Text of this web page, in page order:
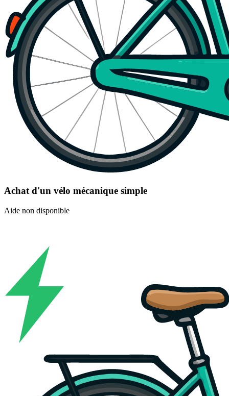
Achat d'un vélo mécanique simple
Aide non disponible